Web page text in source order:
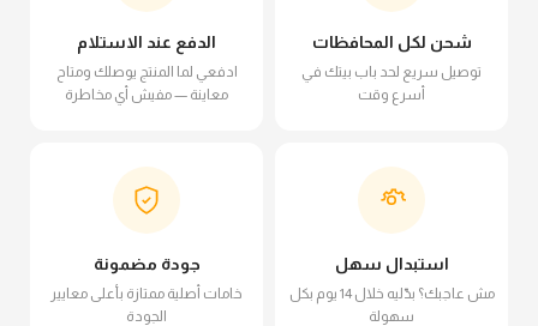
شحن لكل المحافظات
توصيل سريع لحد باب بيتك في
أسرع وقت
الدفع عند الاستلام
ادفعي لما المنتج يوصلك ومتاح
معاينة — مفيش أي مخاطرة
استبدال سهل
مش عاجبك؟ بدّليه خلال 14 يوم بكل
سهولة
جودة مضمونة
خامات أصلية ممتازة بأعلى معايير
الجودة